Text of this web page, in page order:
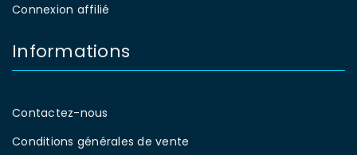
Connexion affilié
Informations
Contactez-nous
Conditions générales de vente